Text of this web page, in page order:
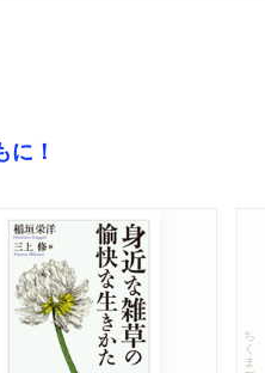
！
ちくま新書